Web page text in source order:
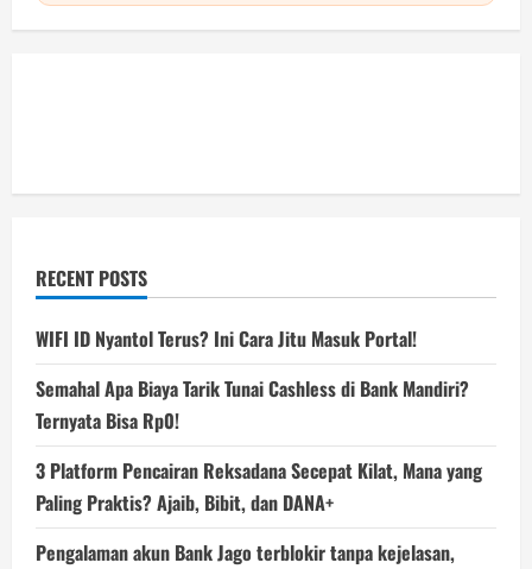
RECENT POSTS
WIFI ID Nyantol Terus? Ini Cara Jitu Masuk Portal!
Semahal Apa Biaya Tarik Tunai Cashless di Bank Mandiri?
Ternyata Bisa Rp0!
3 Platform Pencairan Reksadana Secepat Kilat, Mana yang
Paling Praktis? Ajaib, Bibit, dan DANA+
Pengalaman akun Bank Jago terblokir tanpa kejelasan,